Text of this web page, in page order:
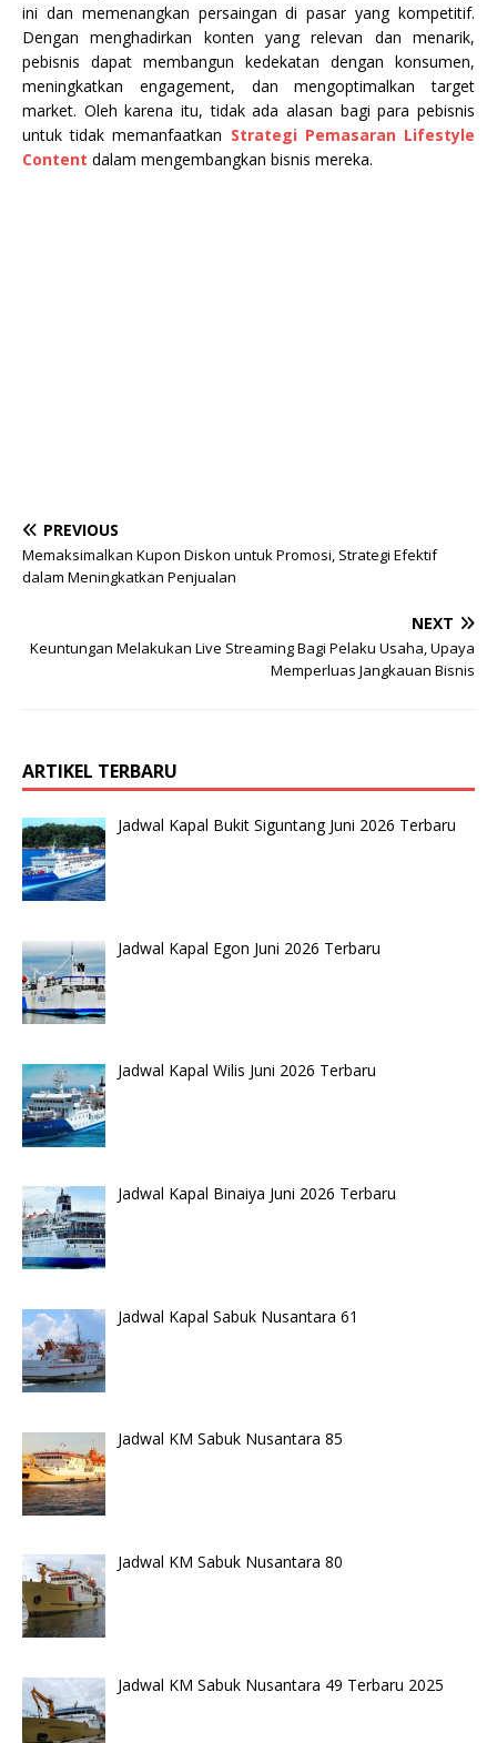
ini dan memenangkan persaingan di pasar yang kompetitif.
Dengan menghadirkan konten yang relevan dan menarik,
pebisnis dapat membangun kedekatan dengan konsumen,
meningkatkan engagement, dan mengoptimalkan target
market. Oleh karena itu, tidak ada alasan bagi para pebisnis
untuk tidak memanfaatkan Strategi Pemasaran Lifestyle
Content dalam mengembangkan bisnis mereka.
PREVIOUS
Memaksimalkan Kupon Diskon untuk Promosi, Strategi Efektif
dalam Meningkatkan Penjualan
NEXT
Keuntungan Melakukan Live Streaming Bagi Pelaku Usaha, Upaya
Memperluas Jangkauan Bisnis
ARTIKEL TERBARU
Jadwal Kapal Bukit Siguntang Juni 2026 Terbaru
Jadwal Kapal Egon Juni 2026 Terbaru
Jadwal Kapal Wilis Juni 2026 Terbaru
Jadwal Kapal Binaiya Juni 2026 Terbaru
Jadwal Kapal Sabuk Nusantara 61
Jadwal KM Sabuk Nusantara 85
Jadwal KM Sabuk Nusantara 80
Jadwal KM Sabuk Nusantara 49 Terbaru 2025